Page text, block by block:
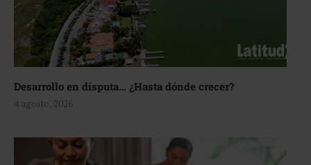
Desarrollo en disputa… ¿Hasta dónde crecer?
4 agosto, 2026